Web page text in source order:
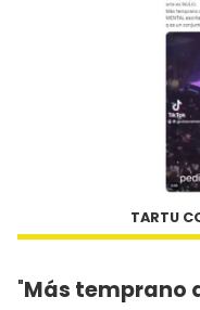
TARTU
"Más temprano